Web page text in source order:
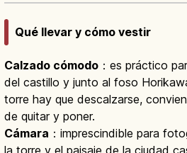
Qué llevar y cómo vestir
Calzado cómodo ：es práctico
del castillo y junto al foso
torre hay que descalzarse,
de quitar y poner.
Cámara ：imprescindible para